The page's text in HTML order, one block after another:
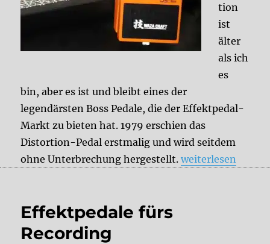
tion
ist
älter
als ich
es
bin, aber es ist und bleibt eines der
legendärsten Boss Pedale, die der Effektpedal-
Markt zu bieten hat. 1979 erschien das
Distortion-Pedal erstmalig und wird seitdem
ohne Unterbrechung hergestellt.„Der AMAZONA-
weiterlesen
Effektpedale fürs
Recording